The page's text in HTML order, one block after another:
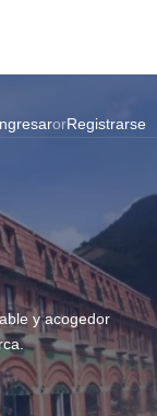
orRegistrarse
y acogedor